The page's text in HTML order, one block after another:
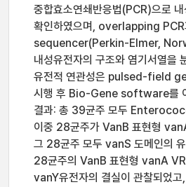
중합효소연쇄반응법(PCR)으로
확인하였으며, overlapping
sequencer(Perkin-Elmer,
내성유전자의 구조와 염기서열을
유전적 연관성은 pulsed-field
시행 후 Bio-Gene software를
결과: 총 39균주 모두
이중 28균주가 VanB 표현형
그 28균주 모두 vanS 도메인의
28균주의 VanB 표현형 vanA
vanY유전자의 결실이 관찰되었고